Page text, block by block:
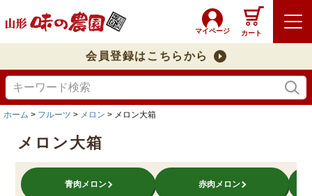
マイページ カート
会員登録はこちらから
ホーム フルーツ メロン メロン大箱
メロン大箱
青肉メロン 赤肉メロン